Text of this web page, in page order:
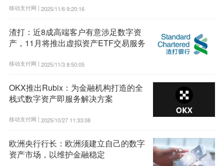
移动支付网 | 2025/11/6 9:20:16
渣打：近8成高端客户有意涉足数字资
产，11月将推出虚拟资产ETF交易服务
移动支付网 | 2025/11/3 8:50:05
OKX推出Rubix：为金融机构打造的全
栈式数字资产即服务解决方案
移动支付网 | 2025/10/27 11:33:08
欧洲央行行长：欧洲须建立自己的数字
资产市场，以维护金融稳定